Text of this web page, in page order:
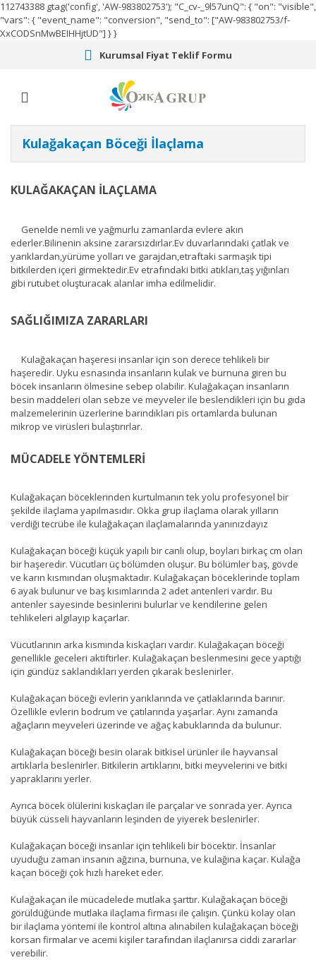
112743388 gtag('config', 'AW-983802753'); "C_cv-_9l57unQ": { "on": "visible",
"vars": { "event_name": "conversion", "send_to": ["AW-983802753/f-
XxCODSnMwBEIHHjtUD"] } }
Kurumsal Fiyat Teklif Formu
Kulağakaçan Böceği İlaçlama
KULAĞAKAÇAN İLAÇLAMA
Genelde nemli ve yağmurlu zamanlarda evlere akın
ederler.Bilinenin aksine zararsızdırlar.Ev duvarlarındaki çatlak ve
yarıklardan,yürüme yolları ve garajdan,etraftaki sarmaşık tipi
bitkilerden içeri girmektedir.Ev etrafındaki bitki atıkları,taş yığınları
gibi rutubet oluşturacak alanlar imha edilmelidir.
SAĞLIĞIMIZA ZARARLARI
Kulağakaçan haşeresi insanlar için son derece tehlikeli bir
haşeredir. Uyku esnasında insanların kulak ve burnuna giren bu
böcek insanların ölmesine sebep olabilir. Kulağakaçan insanların
besin maddeleri olan sebze ve meyveler ile beslendikleri için bu gıda
malzemelerinin üzerlerine barındıkları pis ortamlarda bulunan
mikrop ve virüsleri bulaştırırlar.
MÜCADELE YÖNTEMLERİ
Kulağakaçan böceklerinden kurtulmanın tek yolu profesyonel bir
şekilde ilaçlama yapılmasıdır. Okka grup ilaçlama olarak yılların
verdiği tecrübe ile kulağakaçan ilaçlamalarında yanınızdayız
Kulağakaçan böceği küçük yapılı bir canlı olup, boyları birkaç cm olan
bir haşeredir. Vücutları üç bölümden oluşur. Bu bölümler baş, gövde
ve karın kısmından oluşmaktadır. Kulağakaçan böceklerinde toplam
6 ayak bulunur ve baş kısımlarında 2 adet antenleri vardır. Bu
antenler sayesinde besinlerini bulurlar ve kendilerine gelen
tehlikeleri algılayıp kaçarlar.
Vücutlarının arka kısmında kıskaçları vardır. Kulağakaçan böceği
genellikle geceleri aktiftirler. Kulağakaçan beslenmesini gece yaptığı
için gündüz saklandıkları yerden çıkarak beslenirler.
Kulağakaçan böceği evlerin yarıklarında ve çatlaklarında barınır.
Özellikle evlerin bodrum ve çatılarında yaşarlar. Aynı zamanda
ağaçların meyveleri üzerinde ve ağaç kabuklarında da bulunur.
Kulağakaçan böceği besin olarak bitkisel ürünler ile hayvansal
artıklarla beslenirler. Bitkilerin artıklarını, bitki meyvelerini ve bitki
yapraklarını yerler.
Ayrıca böcek ölülerini kıskaçları ile parçalar ve sonrada yer. Ayrıca
büyük cüsseli hayvanların leşinden de yiyerek beslenirler.
Kulağakaçan böceği insanlar için tehlikeli bir böcektir. İnsanlar
uyuduğu zaman insanın ağzına, burnuna, ve kulağına kaçar. Kulağa
kaçan böceği çok hızlı hareket eder.
Kulağakaçan ile mücadelede mutlaka şarttır. Kulağakaçan böceği
görüldüğünde mutlaka ilaçlama firması ile çalışın. Çünkü kolay olan
bir ilaçlama yöntemi ile kontrol altına alınabilen kulağakaçan böceği
korsan firmalar ve acemi kişiler tarafından ilaçlanırsa ciddi zararlar
verebilir.